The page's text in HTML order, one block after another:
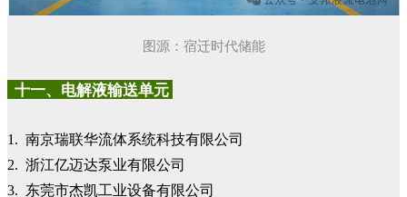
图源：宿迁时代储能
十一、电解液输送单元
1. 南京瑞联华流体系统科技有限公司
2. 浙江亿迈达泵业有限公司
3. 东莞市杰凯工业设备有限公司